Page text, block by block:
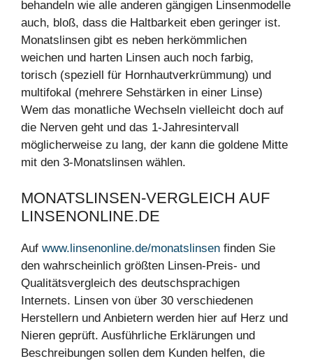
behandeln wie alle anderen gängigen Linsenmodelle
auch, bloß, dass die Haltbarkeit eben geringer ist.
Monatslinsen gibt es neben herkömmlichen
weichen und harten Linsen auch noch farbig,
torisch (speziell für Hornhautverkrümmung) und
multifokal (mehrere Sehstärken in einer Linse)
Wem das monatliche Wechseln vielleicht doch auf
die Nerven geht und das 1-Jahresintervall
möglicherweise zu lang, der kann die goldene Mitte
mit den 3-Monatslinsen wählen.
MONATSLINSEN-VERGLEICH AUF
LINSENONLINE.DE
Auf www.linsenonline.de/monatslinsen finden Sie
den wahrscheinlich größten Linsen-Preis- und
Qualitätsvergleich des deutschsprachigen
Internets. Linsen von über 30 verschiedenen
Herstellern und Anbietern werden hier auf Herz und
Nieren geprüft. Ausführliche Erklärungen und
Beschreibungen sollen dem Kunden helfen, die